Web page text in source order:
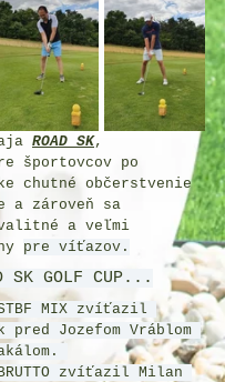
ROAD SK,
športovcov po
chutné občerstvenie
a zároveň sa
a veľmi
pre víťazov.
SK GOLF CUP...
MIX zvíťazil
pred Jozefom Vráblom
zvíťazil Milan